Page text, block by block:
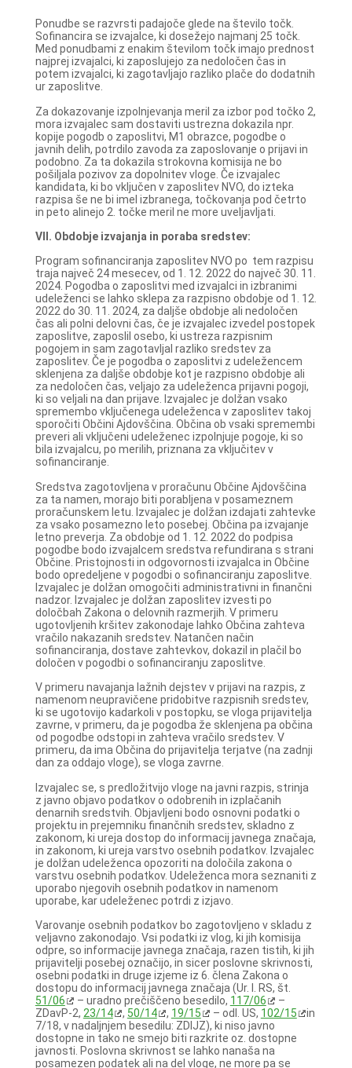
Ponudbe se razvrsti padajoče glede na število točk.
Sofinancira se izvajalce, ki dosežejo najmanj 25 točk.
Med ponudbami z enakim številom točk imajo prednost
najprej izvajalci, ki zaposlujejo za nedoločen čas in
potem izvajalci, ki zagotavljajo razliko plače do dodatnih
ur zaposlitve.
Za dokazovanje izpolnjevanja meril za izbor pod točko 2,
mora izvajalec sam dostaviti ustrezna dokazila npr.
kopije pogodb o zaposlitvi, M1 obrazce, pogodbe o
javnih delih, potrdilo zavoda za zaposlovanje o prijavi in
podobno. Za ta dokazila strokovna komisija ne bo
pošiljala pozivov za dopolnitev vloge. Če izvajalec
kandidata, ki bo vključen v zaposlitev NVO, do izteka
razpisa še ne bi imel izbranega, točkovanja pod četrto
in peto alinejo 2. točke meril ne more uveljavljati.
VII. Obdobje izvajanja in poraba sredstev:
Program sofinanciranja zaposlitev NVO po tem razpisu
traja največ 24 mesecev, od 1. 12. 2022 do največ 30. 11.
2024. Pogodba o zaposlitvi med izvajalci in izbranimi
udeleženci se lahko sklepa za razpisno obdobje od 1. 12.
2022 do 30. 11. 2024, za daljše obdobje ali nedoločen
čas ali polni delovni čas, če je izvajalec izvedel postopek
zaposlitve, zaposlil osebo, ki ustreza razpisnim
pogojem in sam zagotavljal razliko sredstev za
zaposlitev. Če je pogodba o zaposlitvi z udeležencem
sklenjena za daljše obdobje kot je razpisno obdobje ali
za nedoločen čas, veljajo za udeleženca prijavni pogoji,
ki so veljali na dan prijave. Izvajalec je dolžan vsako
spremembo vključenega udeleženca v zaposlitev takoj
sporočiti Občini Ajdovščina. Občina ob vsaki spremembi
preveri ali vključeni udeleženec izpolnjuje pogoje, ki so
bila izvajalcu, po merilih, priznana za vključitev v
sofinanciranje.
Sredstva zagotovljena v proračunu Občine Ajdovščina
za ta namen, morajo biti porabljena v posameznem
proračunskem letu. Izvajalec je dolžan izdajati zahtevke
za vsako posamezno leto posebej. Občina pa izvajanje
letno preverja. Za obdobje od 1. 12. 2022 do podpisa
pogodbe bodo izvajalcem sredstva refundirana s strani
Občine. Pristojnosti in odgovornosti izvajalca in Občine
bodo opredeljene v pogodbi o sofinanciranju zaposlitve.
Izvajalec je dolžan omogočiti administrativni in finančni
nadzor. Izvajalec je dolžan zaposlitev izvesti po
določbah Zakona o delovnih razmerjih. V primeru
ugotovljenih kršitev zakonodaje lahko Občina zahteva
vračilo nakazanih sredstev. Natančen način
sofinanciranja, dostave zahtevkov, dokazil in plačil bo
določen v pogodbi o sofinanciranju zaposlitve.
V primeru navajanja lažnih dejstev v prijavi na razpis, z
namenom neupravičene pridobitve razpisnih sredstev,
ki se ugotovijo kadarkoli v postopku, se vloga prijavitelja
zavrne, v primeru, da je pogodba že sklenjena pa občina
od pogodbe odstopi in zahteva vračilo sredstev. V
primeru, da ima Občina do prijavitelja terjatve (na zadnji
dan za oddajo vloge), se vloga zavrne.
Izvajalec se, s predložitvijo vloge na javni razpis, strinja
z javno objavo podatkov o odobrenih in izplačanih
denarnih sredstvih. Objavljeni bodo osnovni podatki o
projektu in prejemniku finančnih sredstev, skladno z
zakonom, ki ureja dostop do informacij javnega značaja,
in zakonom, ki ureja varstvo osebnih podatkov. Izvajalec
je dolžan udeleženca opozoriti na določila zakona o
varstvu osebnih podatkov. Udeleženca mora seznaniti z
uporabo njegovih osebnih podatkov in namenom
uporabe, kar udeleženec potrdi z izjavo.
Varovanje osebnih podatkov bo zagotovljeno v skladu z
veljavno zakonodajo. Vsi podatki iz vlog, ki jih komisija
odpre, so informacije javnega značaja, razen tistih, ki jih
prijavitelji posebej označijo, in sicer poslovne skrivnosti,
osebni podatki in druge izjeme iz 6. člena Zakona o
dostopu do informacij javnega značaja (Ur. l. RS, št.
51/06
– uradno prečiščeno besedilo, 117/06
–
ZDavP-2, 23/14 , 50/14 , 19/15 – odl. US, 102/15
in
7/18, v nadaljnjem besedilu: ZDIJZ), ki niso javno
dostopne in tako ne smejo biti razkrite oz. dostopne
javnosti. Poslovna skrivnost se lahko nanaša na
posamezen podatek ali na del vloge, ne more pa se